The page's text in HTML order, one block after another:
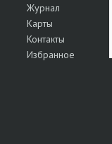
Журнал
Карты
Контакты
Избранное